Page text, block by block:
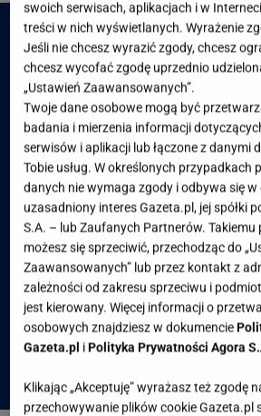
swoich serwisach, aplikacjach i w
treści w nich wyświetlanych. Wyrażenie
Jeśli nie chcesz wyrazić zgody, chcesz
chcesz wycofać zgodę uprzednio
„Ustawień Zaawansowanych”.
Twoje dane osobowe mogą być
badania i mierzenia informacji
serwisów i aplikacji lub łączone z danymi
Tobie usług. W określonych przypadkach
danych nie wymaga zgody i odbywa się w
uzasadniony interes Gazeta.pl, jej spółki
S.A. – lub Zaufanych Partnerów.
możesz się sprzeciwić, przechodząc do
Zaawansowanych” lub przez kontakt z
zależności od zakresu sprzeciwu i
jest kierowany. Więcej informacji o
osobowych znajdziesz w dokumencie
Gazeta.pl i Polityka Prywatności Agora
Klikając „Akceptuję” wyrażasz też zgodę
przechowywanie plików cookie Gazeta.pl